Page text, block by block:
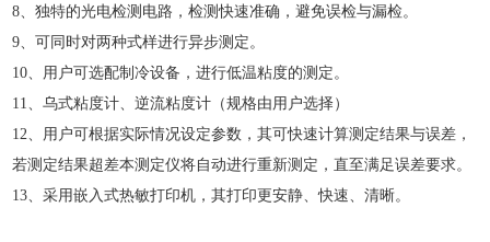
8、独特的光电检测电路，检测快速准确，避免误检与漏检。
9、可同时对两种式样进行异步测定。
10、用户可选配制冷设备，进行低温粘度的测定。
11、乌式粘度计、逆流粘度计（规格由用户选择）
12、用户可根据实际情况设定参数，其可快速计算测定结果与误差，
若测定结果超差本测定仪将自动进行重新测定，直至满足误差要求。
13、采用嵌入式热敏打印机，其打印更安静、快速、清晰。